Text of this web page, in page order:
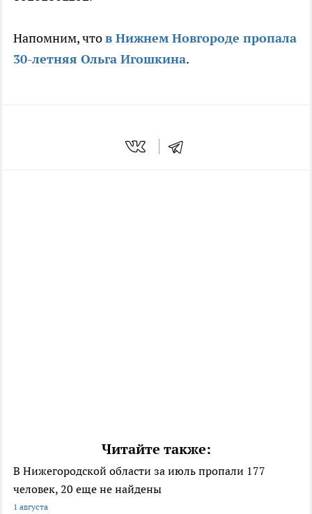
Напомним, чтов Нижнем Новгороде пропала
30-летняя Ольга Игошкина.
Читайте также:
В Нижегородской области за июль пропали 177
человек, 20 еще не найдены
1 августа